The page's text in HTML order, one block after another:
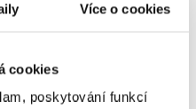
Více o cookies
cookies
poskytování funkcí
Comments